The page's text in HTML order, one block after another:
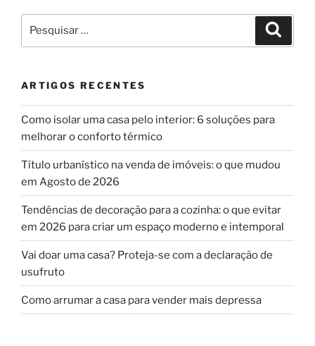
por:
ARTIGOS RECENTES
Como isolar uma casa pelo interior: 6 soluções para
melhorar o conforto térmico
Título urbanístico na venda de imóveis: o que mudou
em Agosto de 2026
Tendências de decoração para a cozinha: o que evitar
em 2026 para criar um espaço moderno e intemporal
Vai doar uma casa? Proteja-se com a declaração de
usufruto
Como arrumar a casa para vender mais depressa